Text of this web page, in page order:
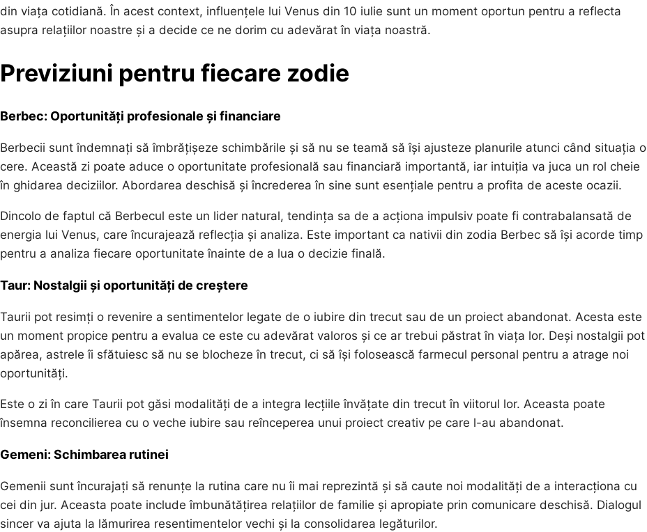
din viața cotidiană. În acest context, influențele lui Venus din 10 iulie sunt un moment oportun pentru a reflecta
asupra relațiilor noastre și a decide ce ne dorim cu adevărat în viața noastră.
Previziuni pentru fiecare zodie
Berbec: Oportunități profesionale și financiare
Berbecii sunt îndemnați să îmbrățișeze schimbările și să nu se teamă să își ajusteze planurile atunci când situația o
cere. Această zi poate aduce o oportunitate profesională sau financiară importantă, iar intuiția va juca un rol cheie
în ghidarea deciziilor. Abordarea deschisă și încrederea în sine sunt esențiale pentru a profita de aceste ocazii.
Dincolo de faptul că Berbecul este un lider natural, tendința sa de a acționa impulsiv poate fi contrabalansată de
energia lui Venus, care încurajează reflecția și analiza. Este important ca nativii din zodia Berbec să își acorde timp
pentru a analiza fiecare oportunitate înainte de a lua o decizie finală.
Taur: Nostalgii și oportunități de creștere
Taurii pot resimți o revenire a sentimentelor legate de o iubire din trecut sau de un proiect abandonat. Acesta este
un moment propice pentru a evalua ce este cu adevărat valoros și ce ar trebui păstrat în viața lor. Deși nostalgii pot
apărea, astrele îi sfătuiesc să nu se blocheze în trecut, ci să își folosească farmecul personal pentru a atrage noi
oportunități.
Este o zi în care Taurii pot găsi modalități de a integra lecțiile învățate din trecut în viitorul lor. Aceasta poate
însemna reconcilierea cu o veche iubire sau reînceperea unui proiect creativ pe care l-au abandonat.
Gemeni: Schimbarea rutinei
Gemenii sunt încurajați să renunțe la rutina care nu îi mai reprezintă și să caute noi modalități de a interacționa cu
cei din jur. Aceasta poate include îmbunătățirea relațiilor de familie și apropiate prin comunicare deschisă. Dialogul
sincer va ajuta la lămurirea resentimentelor vechi și la consolidarea legăturilor.